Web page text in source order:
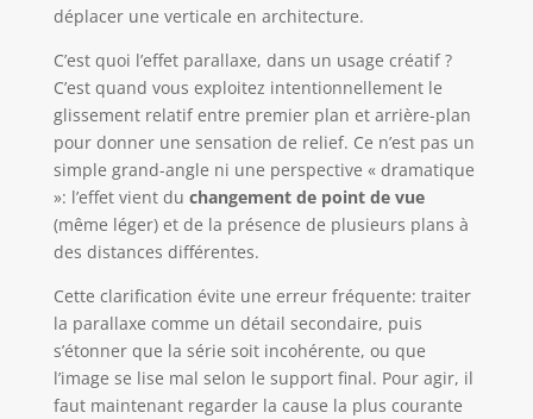
déplacer une verticale en architecture.
C’est quoi l’effet parallaxe, dans un usage créatif ?
C’est quand vous exploitez intentionnellement le
glissement relatif entre premier plan et arrière-plan
pour donner une sensation de relief. Ce n’est pas un
simple grand-angle ni une perspective « dramatique
»: l’effet vient du changement de point de vue
(même léger) et de la présence de plusieurs plans à
des distances différentes.
Cette clarification évite une erreur fréquente: traiter
la parallaxe comme un détail secondaire, puis
s’étonner que la série soit incohérente, ou que
l’image se lise mal selon le support final. Pour agir, il
faut maintenant regarder la cause la plus courante